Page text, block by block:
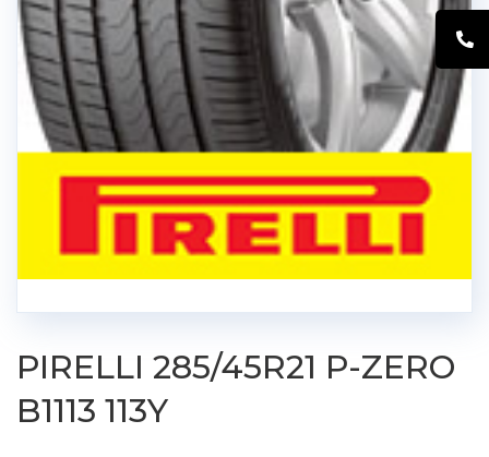
PIRELLI 285/45R21 P-ZERO
B1113 113Y